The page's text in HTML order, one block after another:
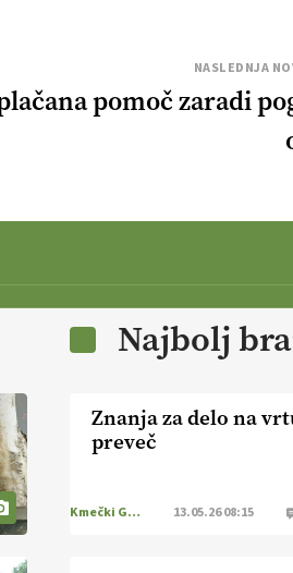
NASLEDNJA
pomoč zaradi
Najbolj
Znanja za delo na
preveč
Kmečki Glas 13.05.26 08:15